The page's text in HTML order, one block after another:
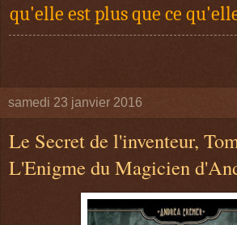
qu'elle est plus que ce
samedi 23 janvier 2016
Le Secret de l'inventeur,
L'Enigme du Magicien